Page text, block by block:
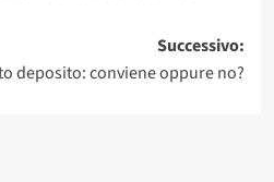
Successivo:
deposito: conviene oppure no?